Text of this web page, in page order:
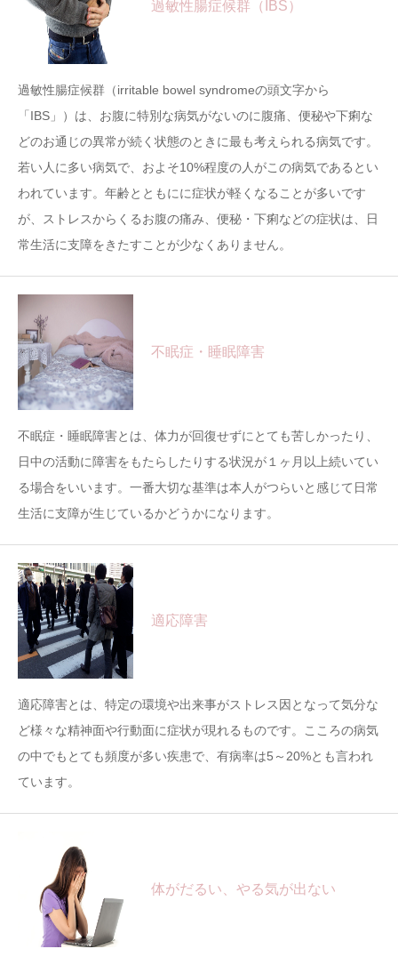
過敏性腸症候群（IBS）
過敏性腸症候群（irritable bowel syndromeの頭文字から
「IBS」）は、お腹に特別な病気がないのに腹痛、便秘や下痢な
どのお通じの異常が続く状態のときに最も考えられる病気です。
若い人に多い病気で、およそ10%程度の人がこの病気であるとい
われています。年齢とともにに症状が軽くなることが多いです
が、ストレスからくるお腹の痛み、便秘・下痢などの症状は、日
常生活に支障をきたすことが少なくありません。
不眠症・睡眠障害
不眠症・睡眠障害とは、体力が回復せずにとても苦しかったり、
日中の活動に障害をもたらしたりする状況が１ヶ月以上続いてい
る場合をいいます。一番大切な基準は本人がつらいと感じて日常
生活に支障が生じているかどうかになります。
適応障害
適応障害とは、特定の環境や出来事がストレス因となって気分な
ど様々な精神面や行動面に症状が現れるものです。こころの病気
の中でもとても頻度が多い疾患で、有病率は5～20%とも言われ
ています。
体がだるい、やる気が出ない